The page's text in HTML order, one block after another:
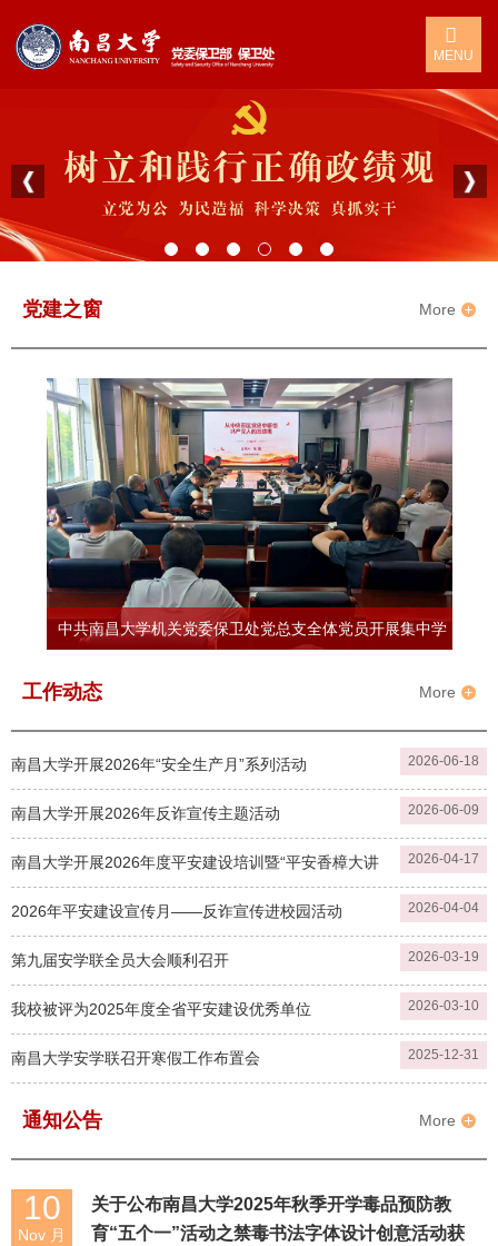
MENU
More
党建之窗
中共南昌大学机关党委保卫处党总支全体党员开展集中学
More
工作动态
2026-06-18
南昌大学开展2026年“安全生产月”系列活动
2026-06-09
南昌大学开展2026年反诈宣传主题活动
2026-04-17
南昌大学开展2026年度平安建设培训暨“平安香樟大讲
堂” 2026-04-04
2026年平安建设宣传月——反诈宣传进校园活动
2026-03-19
第九届安学联全员大会顺利召开
2026-03-10
我校被评为2025年度全省平安建设优秀单位
2025-12-31
南昌大学安学联召开寒假工作布置会
More
通知公告
10
Nov 月
关于公布南昌大学2025年秋季开学毒品预防教
育“五个一”活动之禁毒书法字体设计创意活动获